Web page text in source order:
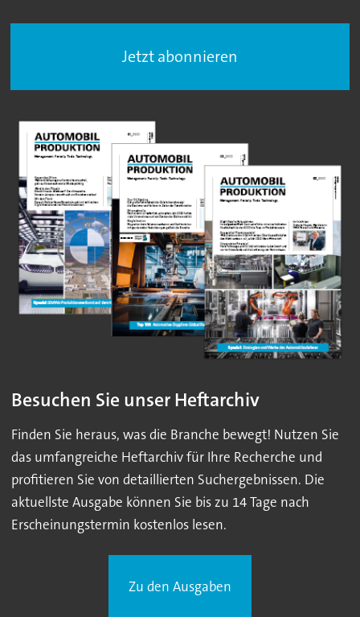
Jetzt abonnieren
Besuchen Sie unser Heftarchiv
Finden Sie heraus, was die Branche bewegt! Nutzen Sie
das umfangreiche Heftarchiv für Ihre Recherche und
profitieren Sie von detaillierten Suchergebnissen. Die
aktuellste Ausgabe können Sie bis zu 14 Tage nach
Erscheinungstermin kostenlos lesen.
Zu den Ausgaben